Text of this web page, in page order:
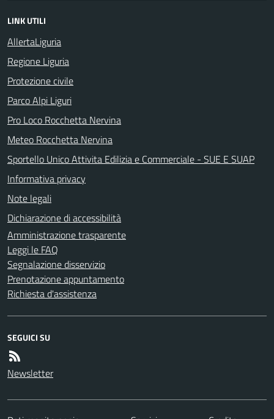
LINK UTILI
AllertaLiguria
Regione Liguria
Protezione civile
Parco Alpi Liguri
Pro Loco Rocchetta Nervina
Meteo Rocchetta Nervina
Sportello Unico Attivita Edilizia e Commerciale - SUE E SUAP
Informativa privacy
Note legali
Dichiarazione di accessibilità
Amministrazione trasparente
Leggi le FAQ
Segnalazione disservizio
Prenotazione appuntamento
Richiesta d'assistenza
SEGUICI SU
Newsletter